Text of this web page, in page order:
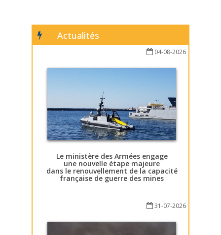
Actualités
04-08-2026
Le ministère des Armées engage
une nouvelle étape majeure
dans le renouvellement de la capacité
française de guerre des mines
31-07-2026